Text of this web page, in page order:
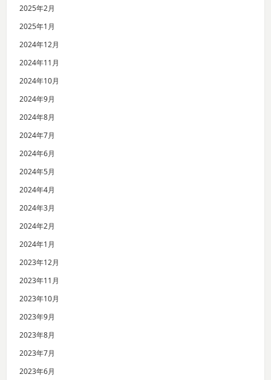
2025年2月
2025年1月
2024年12月
2024年11月
2024年10月
2024年9月
2024年8月
2024年7月
2024年6月
2024年5月
2024年4月
2024年3月
2024年2月
2024年1月
2023年12月
2023年11月
2023年10月
2023年9月
2023年8月
2023年7月
2023年6月